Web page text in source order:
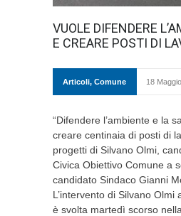
VUOLE DIFENDERE
E CREARE POSTI DI
Articoli, Comune 18
“Difendere l’ambiente e la
creare centinaia di posti di
progetti di Silvano Olmi,
Civica Obiettivo Comune a
candidato Sindaco Gianni
L’intervento di Silvano Olmi
è svolta martedì scorso